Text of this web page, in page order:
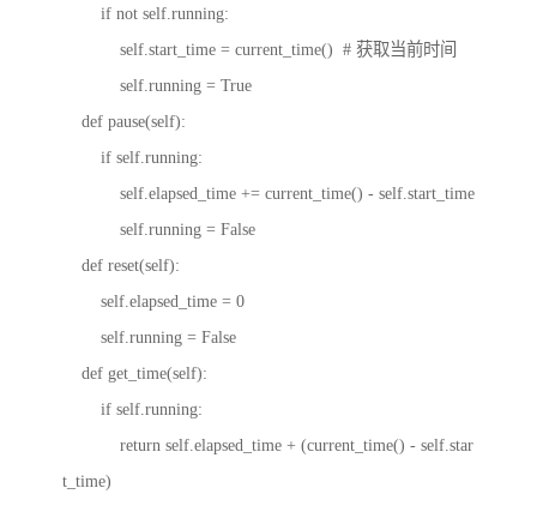
if not self.running:
self.start_time = current_time() # 获取当前时间
self.running = True
def pause(self):
if self.running:
self.elapsed_time += current_time() - self.start_time
self.running = False
def reset(self):
self.elapsed_time = 0
self.running = False
def get_time(self):
if self.running:
return self.elapsed_time + (current_time() - self.star
t_time)